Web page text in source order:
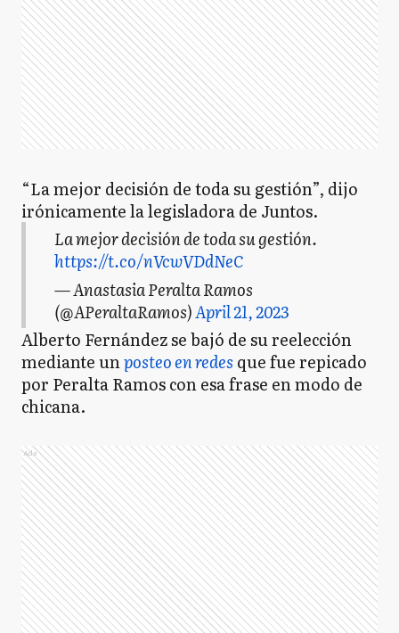
“La mejor decisión de toda su gestión”, dijo
irónicamente la legisladora de Juntos.
La mejor decisión de toda su gestión.
https://t.co/nVcwVDdNeC
— Anastasia Peralta Ramos
(@APeraltaRamos)April 21, 2023
Alberto Fernández se bajó de su reelección
mediante unposteo en redes que fue repicado
por Peralta Ramos con esa frase en modo de
chicana.
Ads